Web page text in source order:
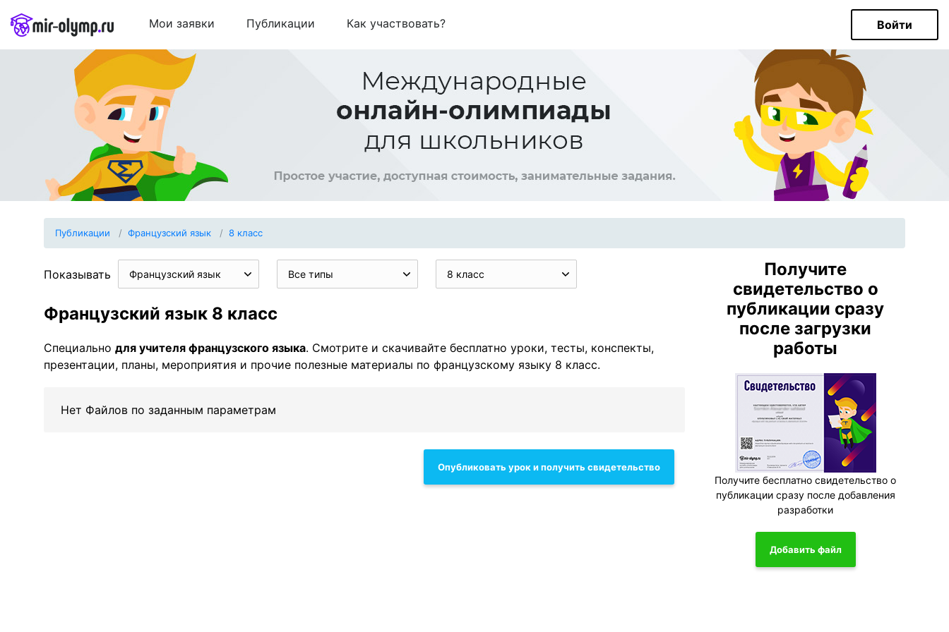
Мои заявки Публикации Как участвовать? Войти
Публикации Французский язык 8 класс
Показывать Французский язык Все типы 8 класс
Французский язык 8 класс
Специально для учителя французского языка. Смотрите и скачивайте бесплатно уроки, тесты, конспекты,
презентации, планы, мероприятия и прочие полезные материалы по французскому языку 8 класс.
Нет Файлов по заданным параметрам
Опубликовать урок и получить свидетельство
Получите
свидетельство о
публикации сразу
после загрузки
работы
Получите бесплатно свидетельство о
публикации сразу после добавления
разработки
Добавить файл